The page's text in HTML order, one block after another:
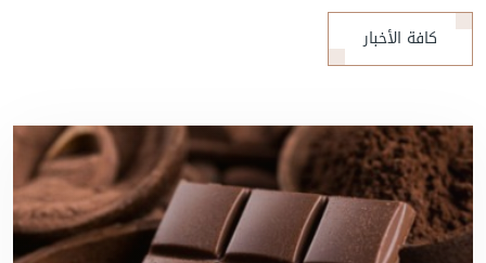
كافة الأخبار